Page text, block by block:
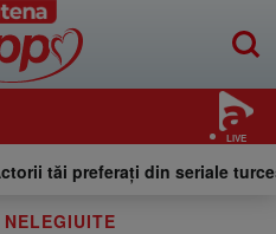
LIVE
tăi preferați din seriale